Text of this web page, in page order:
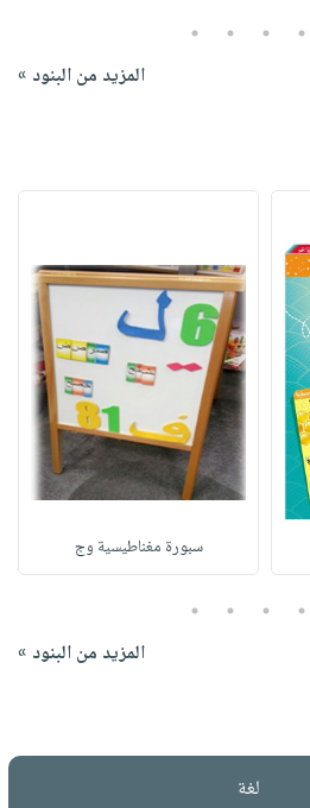
2
3
4
5
المزيد من البنود »
سبورة مغناطيسية وج
2
3
4
5
المزيد من البنود »
لغة